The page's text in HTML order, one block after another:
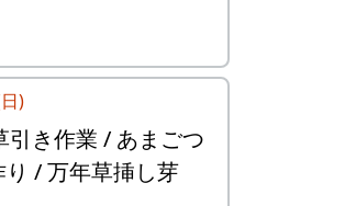
年6月8日（日）
せ先 : 那珂ふれあい館
東山 539-3
32-0685 FAX 0795-30-
・火（但しどちらかが
組む「⽯積み学校」の
だき⽯積みのワークシ
の価値や技術を学びま
)
引き作業 / あまごつ
/ 万年草挿し芽